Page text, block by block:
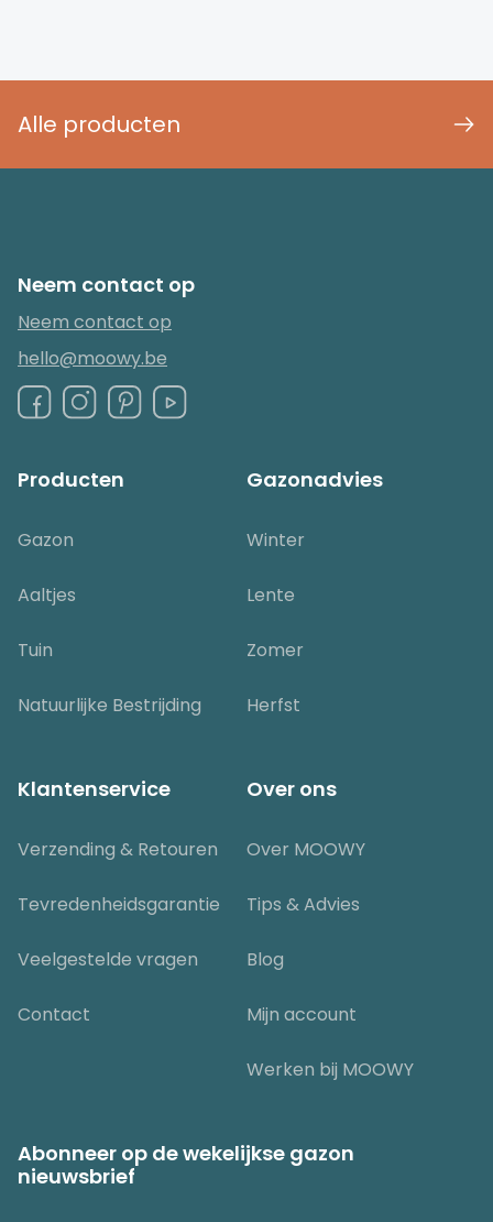
Alle producten
Neem contact op
Neem contact op
hello@moowy.be
Producten
Gazon
Aaltjes
Tuin
Natuurlijke Bestrijding
Gazonadvies
Winter
Lente
Zomer
Herfst
Klantenservice
Verzending & Retouren
Tevredenheidsgarantie
Veelgestelde vragen
Contact
Over ons
Over MOOWY
Tips & Advies
Blog
Mijn account
Werken bij MOOWY
Abonneer op de wekelijkse gazon
nieuwsbrief